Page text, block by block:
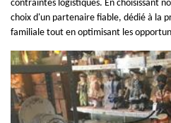
contraintes logistiques. En choisissant
choix d'un partenaire fiable, dédié à la
familiale tout en optimisant les